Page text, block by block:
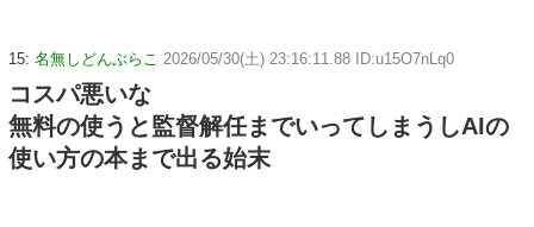
15: 名無しどんぶらこ 2026/05/30(土) 23:16:11.88 ID:u15O7nLq0
コスパ悪いな
無料の使うと監督解任までいってしまうしAIの
使い方の本まで出る始末